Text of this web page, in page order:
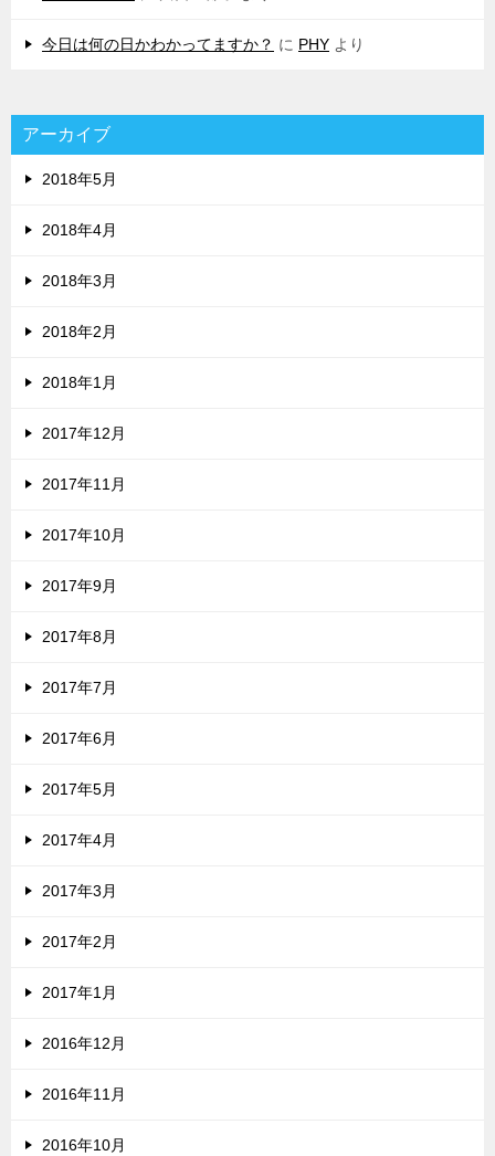
今日は何の日かわかってますか？ に PHY より
アーカイブ
2018年5月
2018年4月
2018年3月
2018年2月
2018年1月
2017年12月
2017年11月
2017年10月
2017年9月
2017年8月
2017年7月
2017年6月
2017年5月
2017年4月
2017年3月
2017年2月
2017年1月
2016年12月
2016年11月
2016年10月